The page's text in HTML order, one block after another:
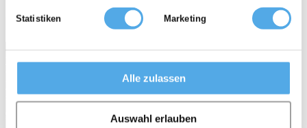
Statistiken Marketing
Alle zulassen
Auswahl erlauben
0 Händler
Services
Für HändlerStellenanzeigenTopseller
News
sitemap